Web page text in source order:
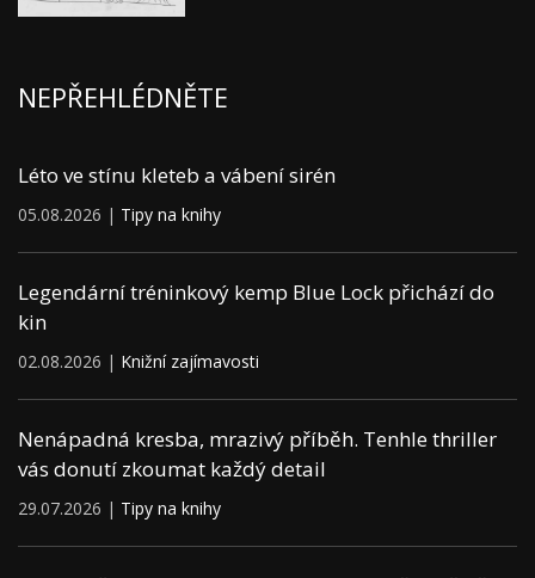
NEPŘEHLÉDNĚTE
Léto ve stínu kleteb a vábení sirén
05.08.2026 | Tipy na knihy
Legendární tréninkový kemp Blue Lock přichází do
kin
02.08.2026 | Knižní zajímavosti
Nenápadná kresba, mrazivý příběh. Tenhle thriller
vás donutí zkoumat každý detail
29.07.2026 | Tipy na knihy